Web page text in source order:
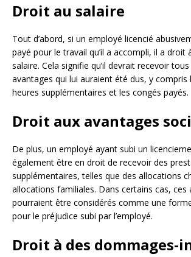
Droit au salaire
Tout d’abord, si un employé licencié
payé pour le travail qu’il a accompli, il a droit
salaire. Cela signifie qu’il devrait recevoir
avantages qui lui auraient été dus, y compris
heures supplémentaires et les congés payés.
Droit aux avantages
De plus, un employé ayant subi un
également être en droit de recevoir des
supplémentaires, telles que des allocations
allocations familiales. Dans certains cas, ces
pourraient être considérés comme une
pour le préjudice subi par l’employé.
Droit à des dommages-